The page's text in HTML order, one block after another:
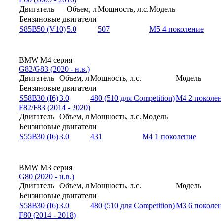
Двигатель
Объем, лМощность, л.с.Модель
Бензиновые двигатели
S85B50 (V10)5.0 507 M5 4 поколение
BMW M4 серия
G82/G83 (2020 - н.в.)
Двигатель Объем, лМощность, л.с.
Модель
Бензиновые двигатели
S58B30 (I6)3.0 480 (510 для Competition)M4 2
F82/F83 (2014 - 2020)
Двигатель Объем, лМощность, л.с.Модель
Бензиновые двигатели
S55B30 (I6)3.0 431 M4 1 поколение
BMW M3 серия
G80 (2020 - н.в.)
Двигатель Объем, лМощность, л.с.
Модель
Бензиновые двигатели
S58B30 (I6)3.0 480 (510 для Competition)M3 6
F80 (2014 - 2018)